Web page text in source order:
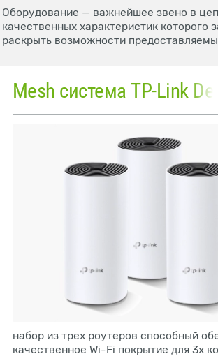
Оборудование — важнейшее звено в
качественных характеристик
раскрыть возможности
набор из трех роутеров способный
качественное Wi-Fi покрытие для 3х